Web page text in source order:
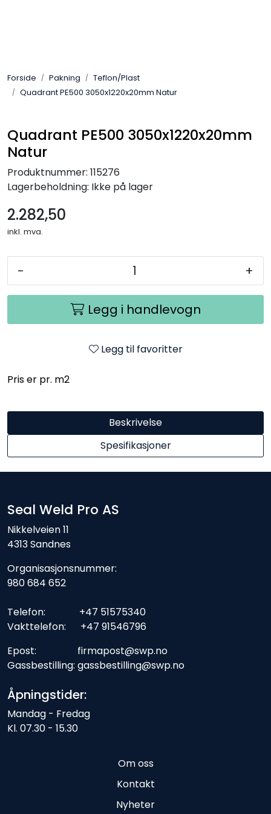
Forside Pakning
Teflon/Plast
Quadrant PE500 3050x1220x20mm Natur
Quadrant PE500 3050x1220x20mm
Natur
Produktnummer: 115276
Lagerbeholdning: Ikke på lager
2.282,50
inkl. mva.
- +
Legg i handlevogn
Legg til favoritter
Pris er pr. m2
Beskrivelse
Spesifikasjoner
Seal Weld Pro AS
Nikkelveien 11
4313 Sandnes
Organisasjonsnummer:
980 684 652
Telefon: +47 51575340
Vakttelefon: +47 91546796
Epost: firmapost@swp.no
Gassbestilling: gassbestilling@swp.no
Åpningstider:
Mandag - Fredag
Kl. 07.30 - 15.30
Om oss
Kontakt
Nyheter
Pakning
Automasjon
Slitasjeteknikk
Verneutstyr